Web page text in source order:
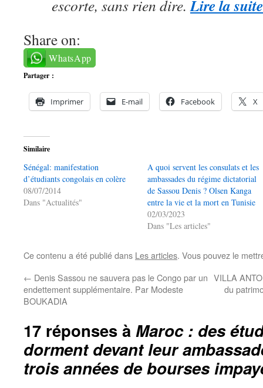
escorte, sans rien dire.Lire la
Share on:
WhatsApp
Partager :
Imprimer E-mail Facebook X
Similaire
Sénégal: manifestation
d’étudiants congolais en colère
08/07/2014
Dans "Actualités"
A quoi servent les consulats et les
ambassades du régime dictatorial
de Sassou Denis ? Olsen Kanga
entre la vie et la mort en Tunisie
02/03/2023
Dans "Les articles"
Ce contenu a été publié dans Les articles. Vous pouvez le
← Denis Sassou ne sauvera pas le Congo par un
endettement supplémentaire. Par Modeste
BOUKADIA
VILLA
du
17 réponses à Maroc : des
dorment devant leur
trois années de bourses